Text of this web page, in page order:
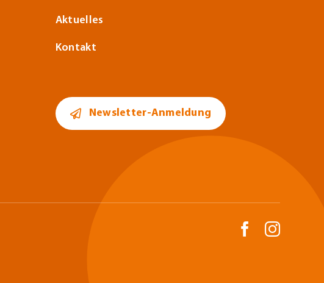
Aktuelles
Kontakt
Newsletter-Anmeldung